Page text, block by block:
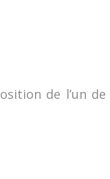
de l’un